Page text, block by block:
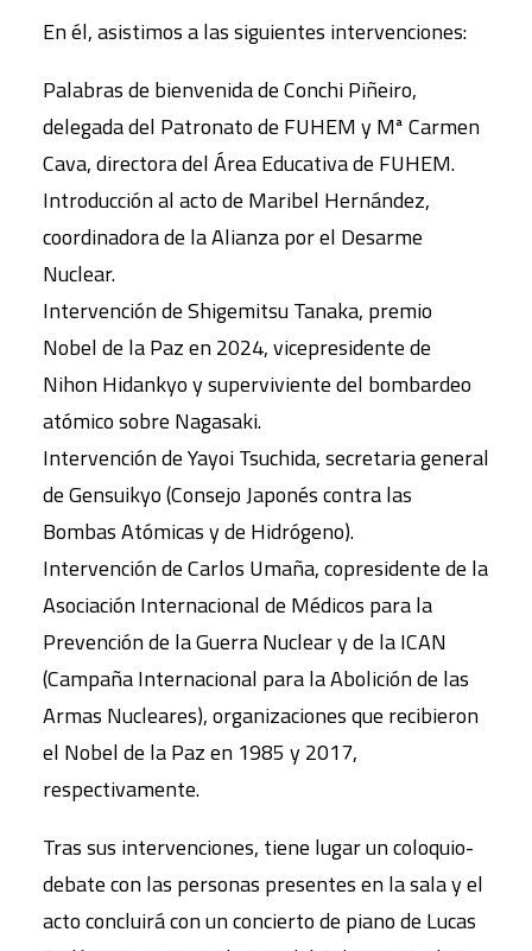
En él, asistimos a las siguientes intervenciones:
Palabras de bienvenida de Conchi Piñeiro,
delegada del Patronato de FUHEM y Mª Carmen
Cava, directora del Área Educativa de FUHEM.
Introducción al acto de Maribel Hernández,
coordinadora de la Alianza por el Desarme
Nuclear.
Intervención de Shigemitsu Tanaka, premio
Nobel de la Paz en 2024, vicepresidente de
Nihon Hidankyo y superviviente del bombardeo
atómico sobre Nagasaki.
Intervención de Yayoi Tsuchida, secretaria general
de Gensuikyo (Consejo Japonés contra las
Bombas Atómicas y de Hidrógeno).
Intervención de Carlos Umaña, copresidente de la
Asociación Internacional de Médicos para la
Prevención de la Guerra Nuclear y de la ICAN
(Campaña Internacional para la Abolición de las
Armas Nucleares), organizaciones que recibieron
el Nobel de la Paz en 1985 y 2017,
respectivamente.
Tras sus intervenciones, tiene lugar un coloquio-
debate con las personas presentes en la sala y el
acto concluirá con un concierto de piano de Lucas